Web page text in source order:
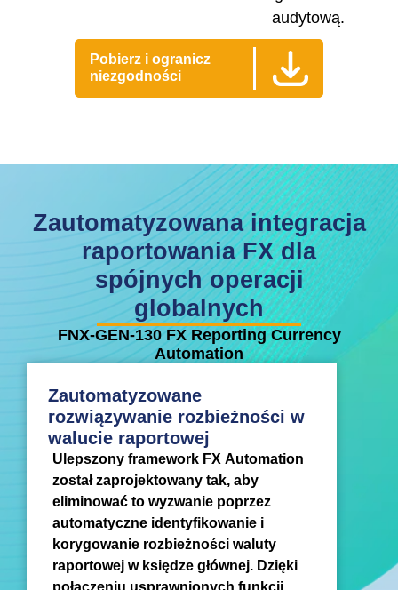
audytową.
Pobierz i ogranicz
niezgodności
Zautomatyzowana integracja
raportowania FX dla
spójnych operacji
globalnych
FNX-GEN-130 FX Reporting Currency
Automation
Zautomatyzowane
rozwiązywanie rozbieżności w
walucie raportowej
Ulepszony framework FX Automation
został zaprojektowany tak, aby
eliminować to wyzwanie poprzez
automatyczne identyfikowanie i
korygowanie rozbieżności waluty
raportowej w księdze głównej. Dzięki